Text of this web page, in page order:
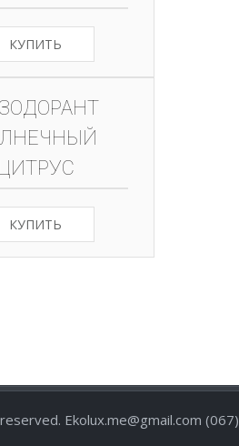
КУПИТЬ
КУПИТЬ
Ekolux.me@gmail.com (067)